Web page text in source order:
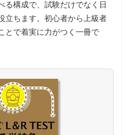
る構成で、試験だけでなく日
立ちます。初心者から上級者
とで着実に力がつく一冊で